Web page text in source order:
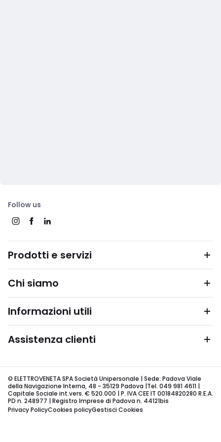
Follow us
Prodotti e servizi
Chi siamo
Informazioni utili
Assistenza clienti
© ELETTROVENETA SPA Società Unipersonale | Sede: Padova Viale
della Navigazione Interna, 48 - 35129 Padova |Tel. 049 981 4611 |
Capitale Sociale int.vers. € 520.000 | P. IVA CEE IT 00184820280 R.E.A.
PD n. 248977 | Registro Imprese di Padova n. 44121bis
Privacy PolicyCookies policyGestisci Cookies